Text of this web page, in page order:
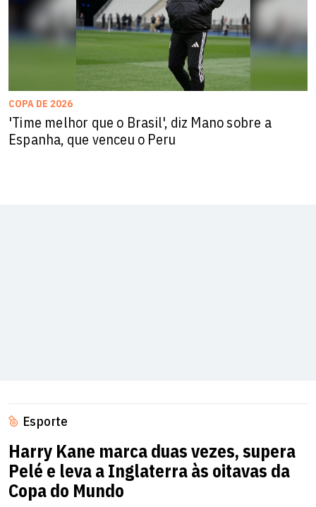
COPA DE 2026
'Time melhor que o Brasil', diz Mano sobre a
Espanha, que venceu o Peru
Esporte
Harry Kane marca duas vezes, supera
Pelé e leva a Inglaterra às oitavas da
Copa do Mundo